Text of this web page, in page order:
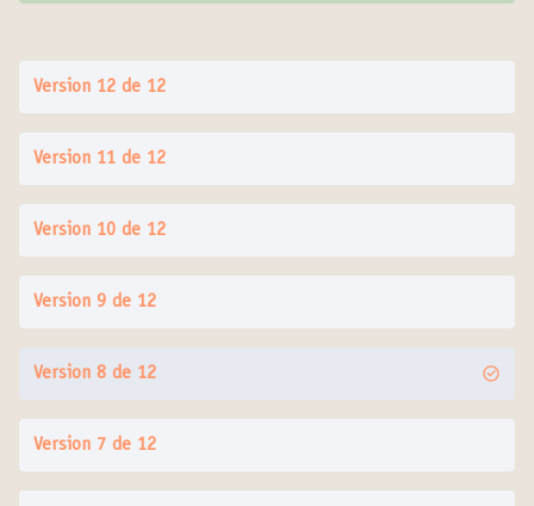
Version 12 de 12
Version 11 de 12
Version 10 de 12
Version 9 de 12
Version 8 de 12
Version 7 de 12